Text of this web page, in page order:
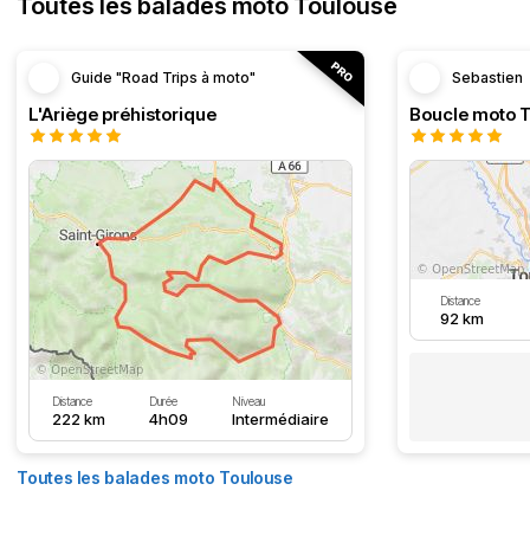
Toutes les balades moto Toulouse
Guide "Road Trips à moto"
L'Ariège préhistorique
Distance
222 km
Durée
4h09
Niveau
Intermédiaire
Sebastien
Distance
92 km
Toutes les balades moto Toulouse